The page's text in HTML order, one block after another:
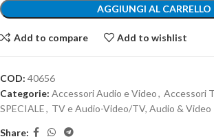
AGGIUNGI AL CARRELLO
Add to compare Add to wishlist
COD: 40656
Categorie: Accessori Audio e Video, Accessori
SPECIALE, TV e Audio-Video/TV, Audio & Video
Share: